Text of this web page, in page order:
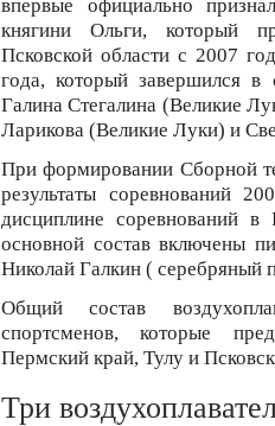
впервые официально
княгини Ольги, который
Псковской области с 2007
года, который завершился в
Галина Стегалина (Великие
Ларикова (Великие Луки) и
При формировании Сборной
результаты соревнований
дисциплине соревнований
основной состав включены
Николай Галкин ( серебряный
Общий состав
спортсменов, которые
Пермский край, Тулу и
Три